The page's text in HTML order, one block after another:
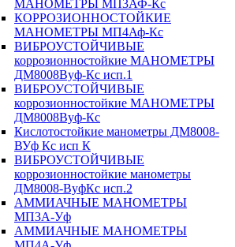
МАНОМЕТРЫ МП3АФ-Кс
КОРРОЗИОННОСТОЙКИЕ
МАНОМЕТРЫ МП4Аф-Кс
ВИБРОУСТОЙЧИВЫЕ
коррозионностойкие МАНОМЕТРЫ
ДМ8008Вуф-Кс исп.1
ВИБРОУСТОЙЧИВЫЕ
коррозионностойкие МАНОМЕТРЫ
ДМ8008Вуф-Кс
Кислотостойкие манометры ДМ8008-
ВУф Кс исп К
ВИБРОУСТОЙЧИВЫЕ
коррозионностойкие манометры
ДМ8008-ВуфКс исп.2
АММИАЧНЫЕ МАНОМЕТРЫ
МП3А-Уф
АММИАЧНЫЕ МАНОМЕТРЫ